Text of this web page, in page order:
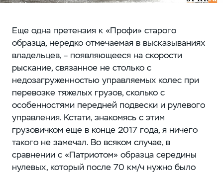
Еще одна претензия к «Профи» старого
образца, нередко отмечаемая в высказываниях
владельцев, – появляющееся на скорости
рыскание, связанное не столько с
недозагруженностью управляемых колес при
перевозке тяжелых грузов, сколько с
особенностями передней подвески и рулевого
управления. Кстати, знакомясь с этим
грузовичком еще в конце 2017 года, я ничего
такого не замечал. Во всяком случае, в
сравнении с «Патриотом» образца середины
нулевых, который после 70 км/ч нужно было